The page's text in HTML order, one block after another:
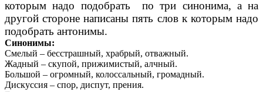
которым надо подобрать по три синонима, а на
другой стороне написаны пять слов к которым надо
подобрать антонимы.
Синонимы:
Смелый – бесстрашный, храбрый, отважный.
Жадный – скупой, прижимистый, алчный.
Большой – огромный, колоссальный, громадный.
Дискуссия – спор, диспут, прения.